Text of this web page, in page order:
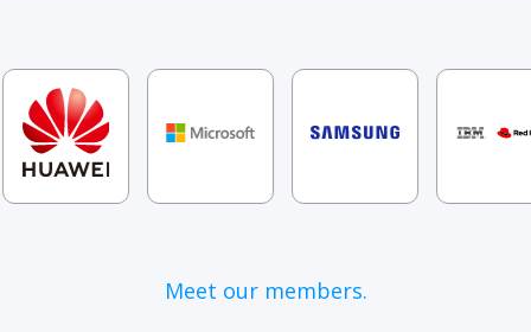
Meet our members.